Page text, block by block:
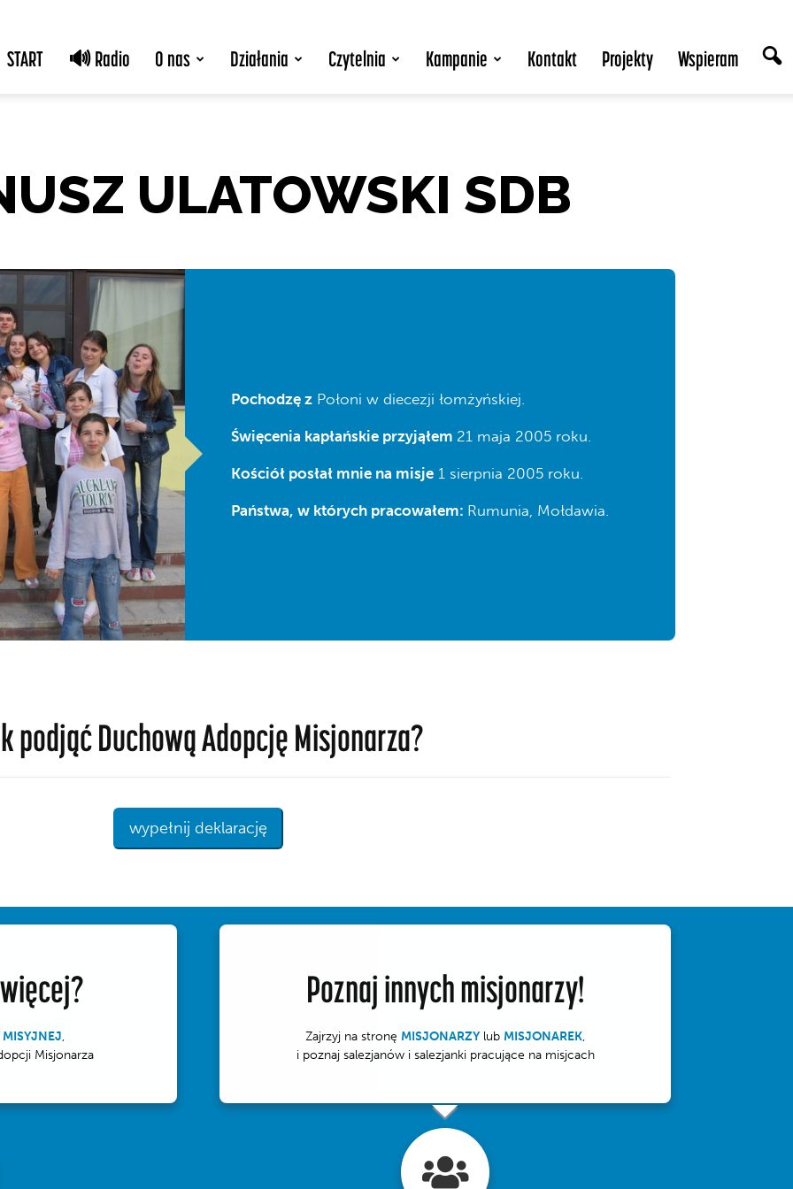
START 🔊 Radio O nas Działania Czytelnia Kampanie Kontakt Projekty Wspieram
ULATOWSKI SDB
Pochodzę z Połoni w diecezji łomżyńskiej.
Święcenia kapłańskie przyjąłem 21 maja 2005 roku.
Kościół posłał mnie na misje 1 sierpnia 2005 roku.
Państwa, w których pracowałem: Rumunia, Mołdawia.
podjąć Duchową Adopcję Misjonarza?
wypełnij deklarację
,
Misjonarza
Poznaj innych misjonarzy!
Zajrzyj na stronę MISJONARZY lub MISJONAREK,
i poznaj salezjanów i salezjanki pracujące na misjcach